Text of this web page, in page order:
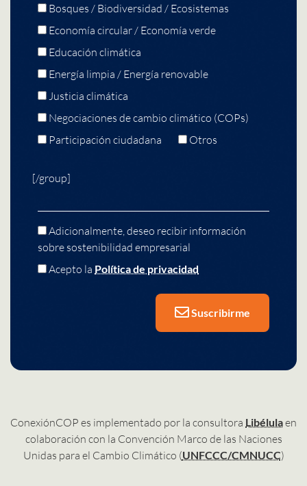
Bosques / Biodiversidad / Ecosistemas
Economía circular / Economía verde
Educación climática
Energía limpia / Energía renovable
Justicia climática
Negociaciones de cambio climático (COPs)
Participación ciudadana
Otros
[/group]
Adicionalmente, deseo recibir información
sobre sostenibilidad empresarial
Acepto la Política de privacidad
Suscribirme
ConexiónCOP es implementado por la consultora Libélulaen
colaboración con la Convención Marco de las Naciones
Unidas para el Cambio Climático (UNFCCC/CMNUCC)